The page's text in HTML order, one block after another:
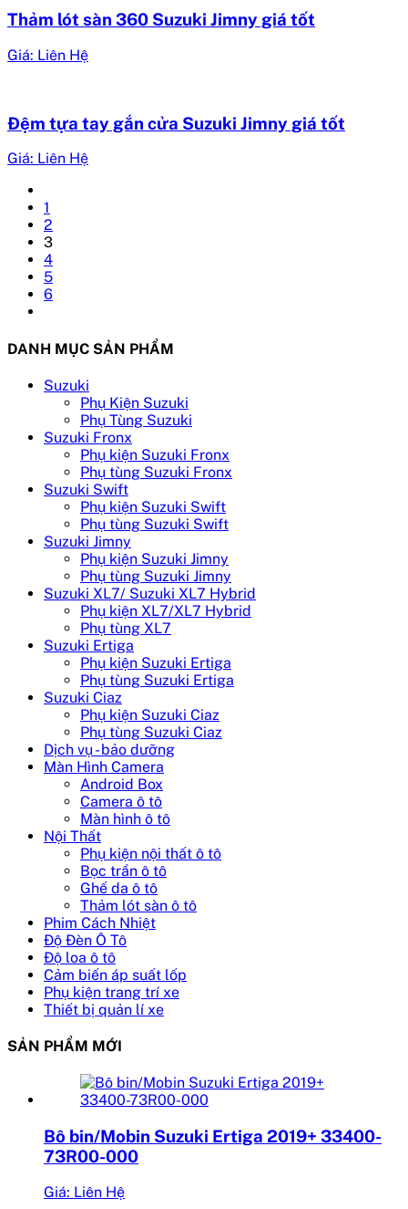
Thảm lót sàn 360 Suzuki Jimny giá tốt
Giá: Liên Hệ
Đệm tựa tay gắn cửa Suzuki Jimny giá tốt
Giá: Liên Hệ
1
2
3
4
5
6
DANH MỤC SẢN PHẨM
Suzuki
Phụ Kiện Suzuki
Phụ Tùng Suzuki
Suzuki Fronx
Phụ kiện Suzuki Fronx
Phụ tùng Suzuki Fronx
Suzuki Swift
Phụ kiện Suzuki Swift
Phụ tùng Suzuki Swift
Suzuki Jimny
Phụ kiện Suzuki Jimny
Phụ tùng Suzuki Jimny
Suzuki XL7/ Suzuki XL7 Hybrid
Phụ kiện XL7/XL7 Hybrid
Phụ tùng XL7
Suzuki Ertiga
Phụ kiện Suzuki Ertiga
Phụ tùng Suzuki Ertiga
Suzuki Ciaz
Phụ kiện Suzuki Ciaz
Phụ tùng Suzuki Ciaz
Dịch vụ - bảo dưỡng
Màn Hình Camera
Android Box
Camera ô tô
Màn hình ô tô
Nội Thất
Phụ kiện nội thất ô tô
Bọc trần ô tô
Ghế da ô tô
Thảm lót sàn ô tô
Phim Cách Nhiệt
Độ Đèn Ô Tô
Độ loa ô tô
Cảm biến áp suất lốp
Phụ kiện trang trí xe
Thiết bị quản lí xe
SẢN PHẨM MỚI
Bô bin/Mobin Suzuki Ertiga 2019+ 33400-
73R00-000
Giá: Liên Hệ